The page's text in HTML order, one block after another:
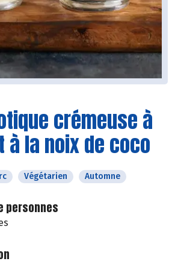
crémeuse à
à la noix de coco
Végétarien Automne
personnes